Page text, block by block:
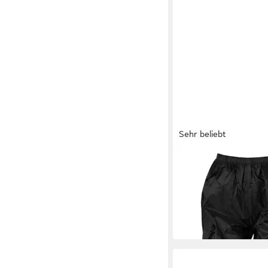
Sehr beliebt
Regenhose
(wasser- und
19,30 €
21,45 €
-10%